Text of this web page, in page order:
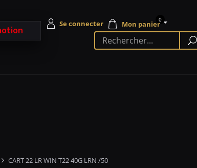
0
CART 22 LR WIN T22 40G LRN /50